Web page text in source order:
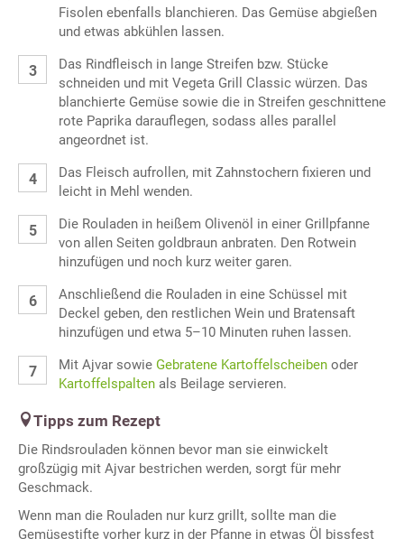
Fisolen ebenfalls blanchieren. Das Gemüse abgießen
und etwas abkühlen lassen.
Das Rindfleisch in lange Streifen bzw. Stücke
schneiden und mit Vegeta Grill Classic würzen. Das
blanchierte Gemüse sowie die in Streifen geschnittene
rote Paprika darauflegen, sodass alles parallel
angeordnet ist.
Das Fleisch aufrollen, mit Zahnstochern fixieren und
leicht in Mehl wenden.
Die Rouladen in heißem Olivenöl in einer Grillpfanne
von allen Seiten goldbraun anbraten. Den Rotwein
hinzufügen und noch kurz weiter garen.
Anschließend die Rouladen in eine Schüssel mit
Deckel geben, den restlichen Wein und Bratensaft
hinzufügen und etwa 5–10 Minuten ruhen lassen.
Mit Ajvar sowie Gebratene Kartoffelscheiben oder
Kartoffelspalten als Beilage servieren.
Tipps zum Rezept
Die Rindsrouladen können bevor man sie einwickelt
großzügig mit Ajvar bestrichen werden, sorgt für mehr
Geschmack.
Wenn man die Rouladen nur kurz grillt, sollte man die
Gemüsestifte vorher kurz in der Pfanne in etwas Öl bissfest